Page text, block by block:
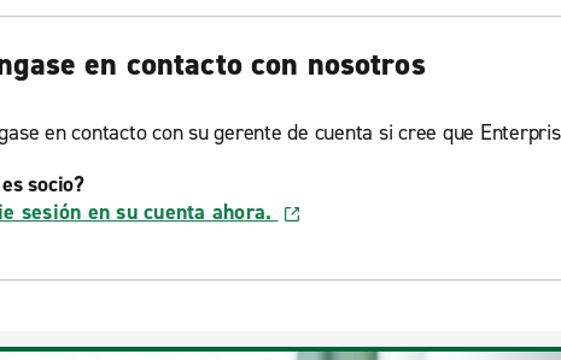
en contacto con nosotros
en contacto con su gerente de cuenta si cree que
socio?
sesión en su cuenta ahora.